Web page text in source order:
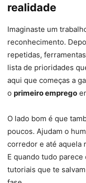
realidade
Imaginaste um
reconhecimento.
repetidas,
lista de prioridades
aqui que começas a
o primeiro emprego
O lado bom é que
poucos. Ajudam o
corredor e até aquela
E quando tudo
tutoriais que te